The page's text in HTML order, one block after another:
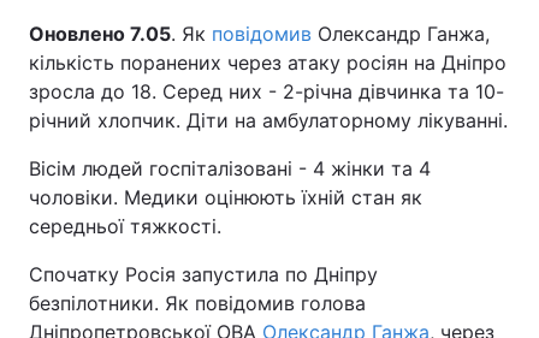
Оновлено 7.05. Як повідомив Олександр Ганжа,
кількість поранених через атаку росіян на Дніпро
зросла до 18. Серед них - 2-річна дівчинка та 10-
річний хлопчик. Діти на амбулаторному лікуванні.
Вісім людей госпіталізовані - 4 жінки та 4
чоловіки. Медики оцінюють їхній стан як
середньої тяжкості.
Спочатку Росія запустила по Дніпру
безпілотники. Як повідомив голова
Дніпропетровської ОВА Олександр Ганжа, через